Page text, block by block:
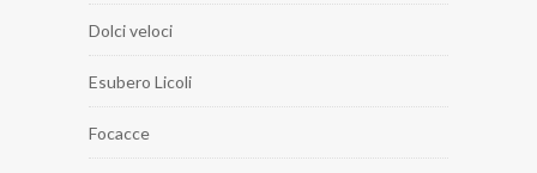
Dolci veloci
Esubero Licoli
Focacce